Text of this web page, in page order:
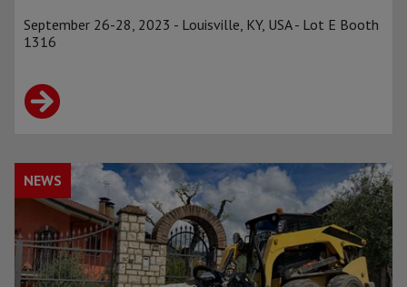
September 26-28, 2023 - Louisville, KY, USA - Lot E Booth
1316
NEWS